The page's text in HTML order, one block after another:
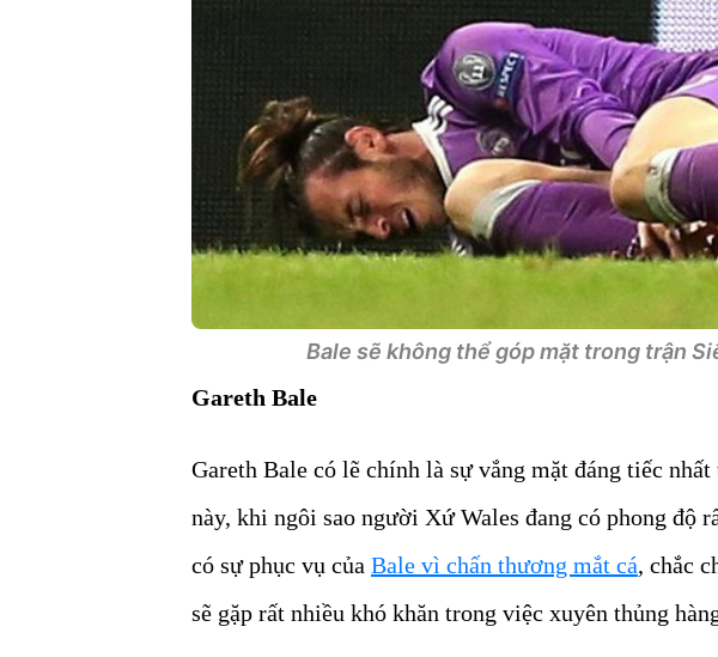
Bale sẽ không thể góp mặt trong trận
Gareth Bale
Gareth Bale có lẽ chính là sự vắng mặt đáng tiếc
này, khi ngôi sao người Xứ Wales đang có phong độ
có sự phục vụ của Bale vì chấn thương mắt cá, chắc
sẽ gặp rất nhiều khó khăn trong việc xuyên thủng